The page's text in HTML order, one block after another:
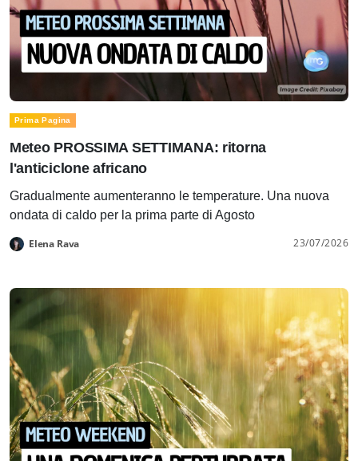
Prima Pagina
Meteo PROSSIMA SETTIMANA: ritorna
l'anticiclone africano
Gradualmente aumenteranno le temperature. Una nuova
ondata di caldo per la prima parte di Agosto
Elena Rava 23/07/2026